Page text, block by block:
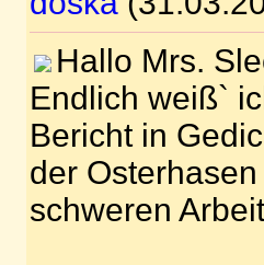
Hallo Mrs.
Endlich weiß`
Bericht in
der
schweren